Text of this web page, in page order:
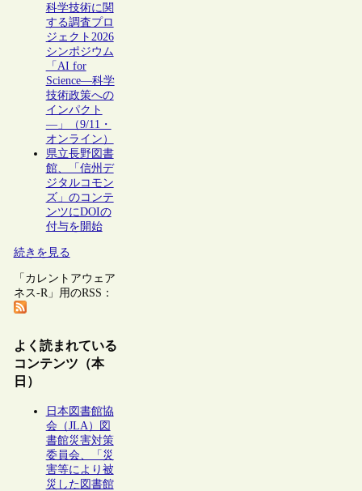
科学技術に関
する調査プロ
ジェクト2026
シンポジウム
「AI for
Science―科学
技術政策への
インパクト
―」（9/11・
オンライン）
県立長野図書
館、「信州デ
ジタルコモン
ズ」のコンテ
ンツにDOIの
付与を開始
続きを見る
「カレントアウェア
ネス-R」用のRSS：
よく読まれている
コンテンツ（本
日）
日本図書館協
会（JLA）図
書館災害対策
委員会、「災
害等により被
災した図書館